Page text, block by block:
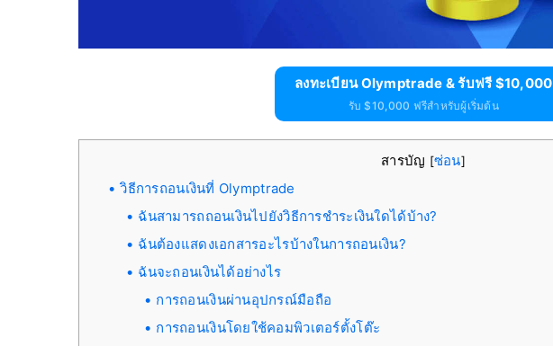
ลงทะเบียน Olymptrade & รับฟรี $10,000
รับ $10,000 ฟรีสำหรับผู้เริ่มต้น
สารบัญ [ซ่อน]
วิธีการถอนเงินที่ Olymptrade
ฉันสามารถถอนเงินไปยังวิธีการชำระเงินใดได้บ้าง?
ฉันต้องแสดงเอกสารอะไรบ้างในการถอนเงิน?
ฉันจะถอนเงินได้อย่างไร
การถอนเงินผ่านอุปกรณ์มือถือ
การถอนเงินโดยใช้คอมพิวเตอร์ตั้งโต๊ะ